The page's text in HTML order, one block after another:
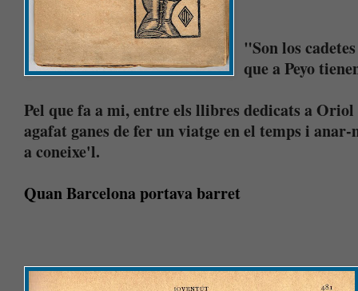
"Son los
que a Peyo
Pel que fa a mi, entre els llibres dedicats a
agafat ganes de fer un viatge en el temps i anar-
a coneixe'l.
Quan Barcelona portava barret